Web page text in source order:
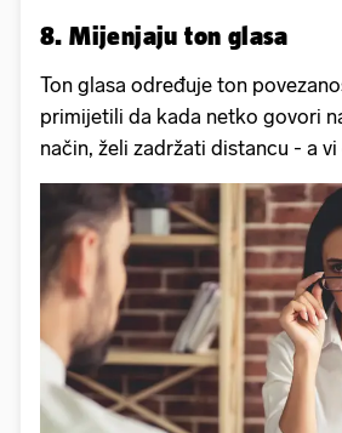
8. Mijenjaju ton glasa
Ton glasa određuje ton
primijetili da kada netko govori
način, želi zadržati distancu - a